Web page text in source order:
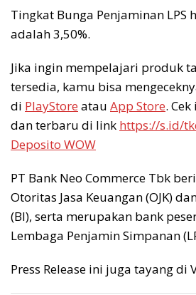
Tingkat Bunga Penjaminan LPS
adalah 3,50%.
Jika ingin mempelajari produk
tersedia, kamu bisa
di PlayStore atau App Store.
dan terbaru di link https://s.id/
Deposito WOW
PT Bank Neo Commerce Tbk
Otoritas Jasa Keuangan (OJK)
(BI), serta merupakan bank
Lembaga Penjamin Simpanan
Press Release ini juga tayang di